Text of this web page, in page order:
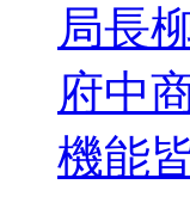
局長
府中
機能